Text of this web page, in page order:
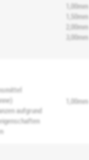
1,00mm
1,50mm
2,00mm
3,00mm
aufgrund
1,00mm